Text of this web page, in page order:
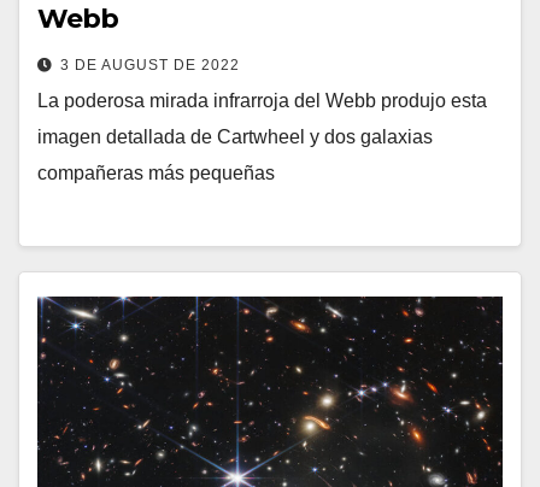
Webb
3 DE AUGUST DE 2022
La poderosa mirada infrarroja del Webb produjo esta
imagen detallada de Cartwheel y dos galaxias
compañeras más pequeñas